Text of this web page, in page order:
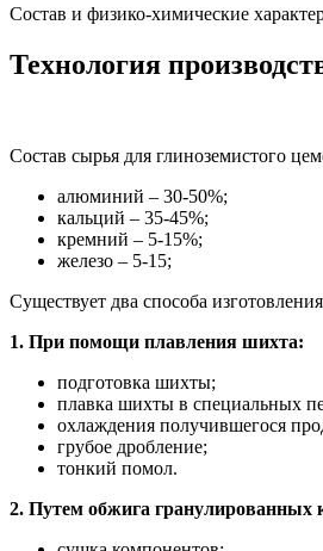
Состав и физико-химические
Технология
Состав сырья для глиноземистого
алюминий – 30-50%;
кальций – 35-45%;
кремний – 5-15%;
железо – 5-15;
Существует два способа
1. При помощи плавления шихта:
подготовка шихты;
плавка шихты в специальных
охлаждения получившегося
грубое дробление;
тонкий помол.
2. Путем обжига гранулированных